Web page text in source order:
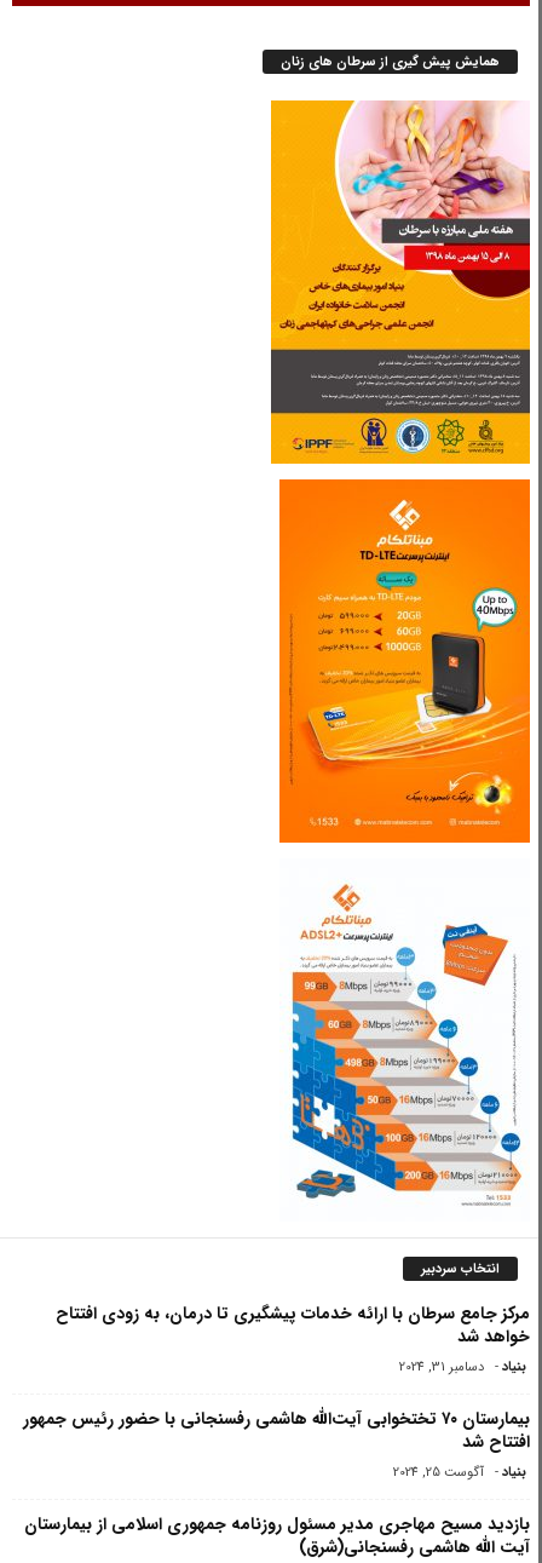
همایش پیش گیری از سرطان های زنان
انتخاب سردبیر
مرکز جامع سرطان با ارائه خدمات پیشگیری تا درمان، به زودی افتتاح
خواهد شد
بنیاد - دسامبر 31, 2024
بیمارستان ۷۰ تختخوابی آیت‌الله هاشمی رفسنجانی با حضور رئیس جمهور
افتتاح شد
بنیاد - آگوست 25, 2024
بازدید مسیح مهاجرى مدیر مسئول روزنامه جمهورى اسلامى از بیمارستان
آیت الله هاشمى رفسنجانى(شرق)